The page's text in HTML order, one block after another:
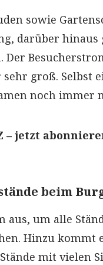
sowie
darüber hinaus
Der
groß. Selbst
noch immer
– jetzt
beim
aus, um alle
Hinzu kommt
mit vielen